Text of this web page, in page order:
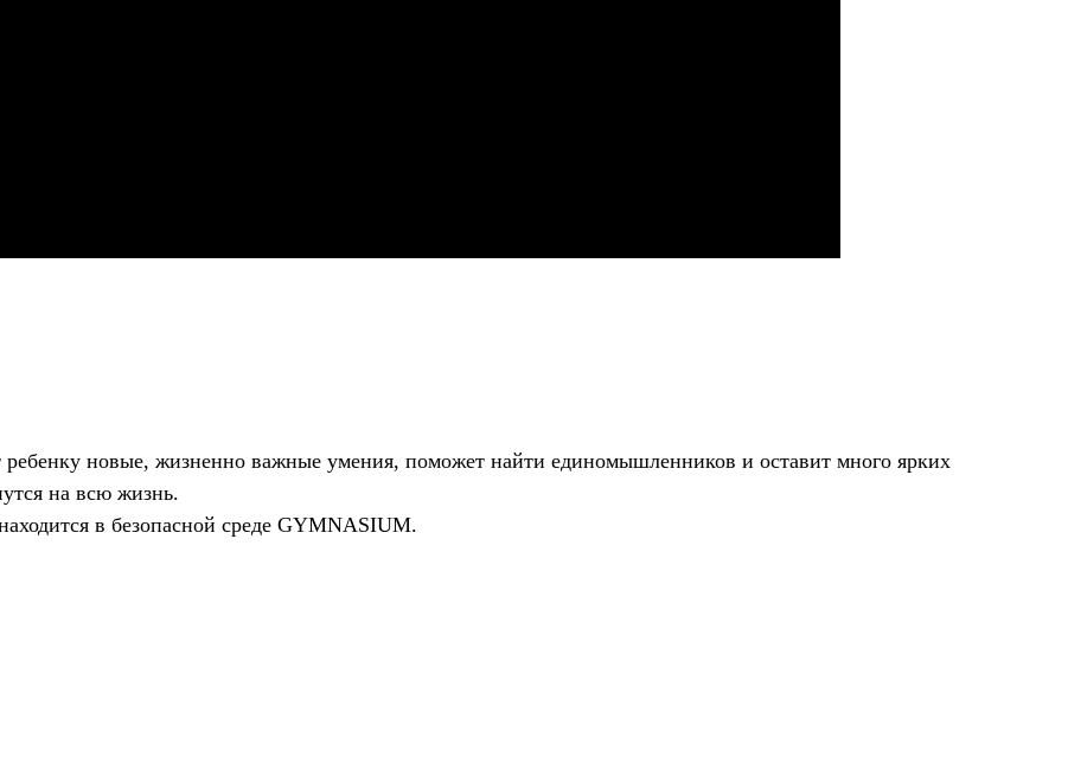
ребенку новые, жизненно важные умения, поможет найти единомышленников и оставит много ярких
на всю жизнь.
в безопасной среде GYMNASIUM.